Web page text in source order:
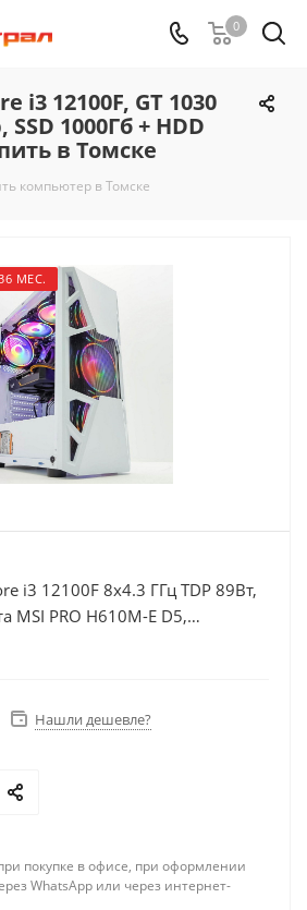
0
i3 12100F, GT 1030
SSD 1000Гб + HDD
в Томске
компьютер в Томске
МЕС.
i3 12100F 8x4.3 ГГц TDP 89Вт,
MSI PRO H610M-E D5,
2Гб, Память DDR5 64Gb,
Нашли дешевле?
покупке в офисе, при оформлении
WhatsApp или через интернет-